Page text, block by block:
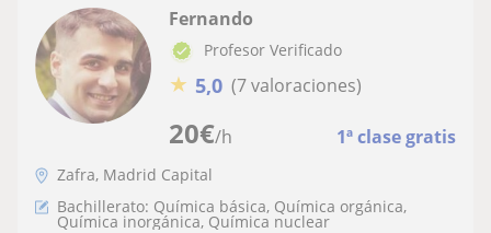
20€/h 1ª clase gratis
Fernando
Profesor Verificado
★ 5,0 (7 valoraciones)
Zafra, Madrid Capital
Bachillerato: Química básica, Química orgánica,
Química inorgánica, Química nuclear